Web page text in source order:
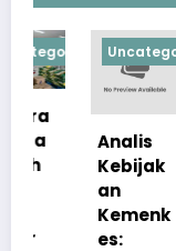
Uncategorized
Analis
Kebijak
Kemenk
i